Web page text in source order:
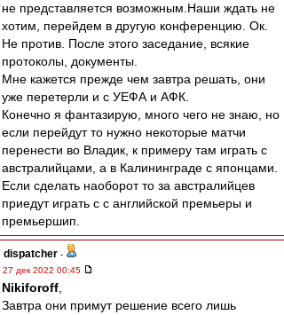
не представляется возможным.Наши ждать не
хотим, перейдем в другую конференцию. Ок.
Не против. После этого заседание, всякие
протоколы, документы.
Мне кажется прежде чем завтра решать, они
уже перетерли и с УЕФА и АФК.
Конечно я фантазирую, много чего не знаю, но
если перейдут то нужно некоторые матчи
перенести во Владик, к примеру там играть с
австралийцами, а в Калининграде с японцами.
Если сделать наоборот то за австралийцев
приедут играть с с английской премьеры и
премьершип.
dispatcher -
27 дек 2022 00:45
Nikiforoff
Завтра они примут решение всего лишь